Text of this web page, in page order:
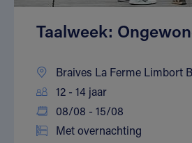
Taalweek:
Braives La Ferme Limbort
12 - 14 jaar
08/08 - 15/08
Met overnachting